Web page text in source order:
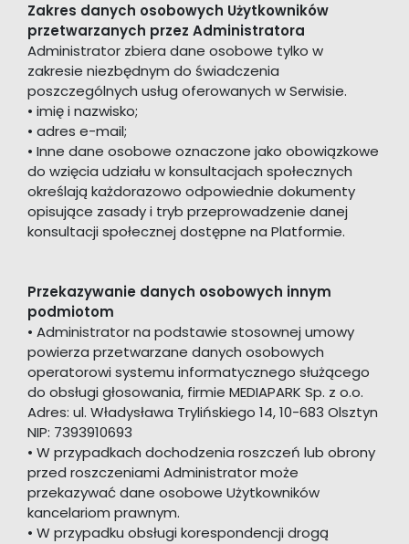
Zakres danych osobowych Użytkowników
przetwarzanych przez Administratora
Administrator zbiera dane osobowe tylko w
zakresie niezbędnym do świadczenia
poszczególnych usług oferowanych w Serwisie.
• imię i nazwisko;
• adres e-mail;
• Inne dane osobowe oznaczone jako obowiązkowe
do wzięcia udziału w konsultacjach społecznych
określają każdorazowo odpowiednie dokumenty
opisujące zasady i tryb przeprowadzenie danej
konsultacji społecznej dostępne na Platformie.
Przekazywanie danych osobowych innym
podmiotom
• Administrator na podstawie stosownej umowy
powierza przetwarzane danych osobowych
operatorowi systemu informatycznego służącego
do obsługi głosowania, firmie MEDIAPARK Sp. z o.o.
Adres: ul. Władysława Trylińskiego 14, 10-683 Olsztyn
NIP: 7393910693
• W przypadkach dochodzenia roszczeń lub obrony
przed roszczeniami Administrator może
przekazywać dane osobowe Użytkowników
kancelariom prawnym.
• W przypadku obsługi korespondencji drogą